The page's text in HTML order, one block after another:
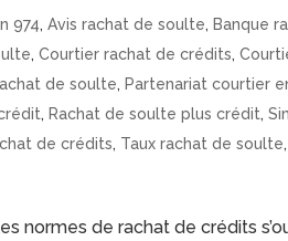
974,Avis rachat de soulte,Banque
,Courtier rachat de crédits,
de soulte,Partenariat courtier
,Rachat de soulte plus crédit,
de crédits, Taux rachat de soulte,
normes de rachat de crédits